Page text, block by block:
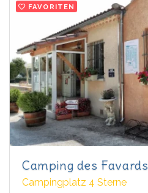
FAVORITEN
Camping des Favards
Campingplatz 4 Sterne